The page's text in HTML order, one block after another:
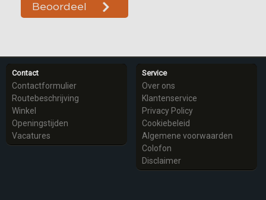
Contact
Contactformulier
Routebeschrijving
Winkel
Openingstijden
Vacatures
Service
Over ons
Klantenservice
Privacy Policy
Cookiebeleid
Algemene voorwaarden
Colofon
Disclaimer